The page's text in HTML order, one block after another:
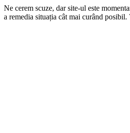
Ne cerem scuze, dar site-ul este
a remedia situația cât mai curând